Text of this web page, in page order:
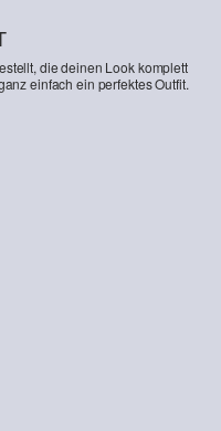
die deinen Look komplett
einfach ein perfektes Outfit.